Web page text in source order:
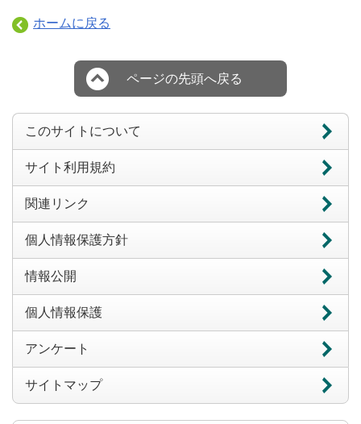
ホームに戻る
ページの先頭へ戻る
このサイトについて
サイト利用規約
関連リンク
個人情報保護方針
情報公開
個人情報保護
アンケート
サイトマップ